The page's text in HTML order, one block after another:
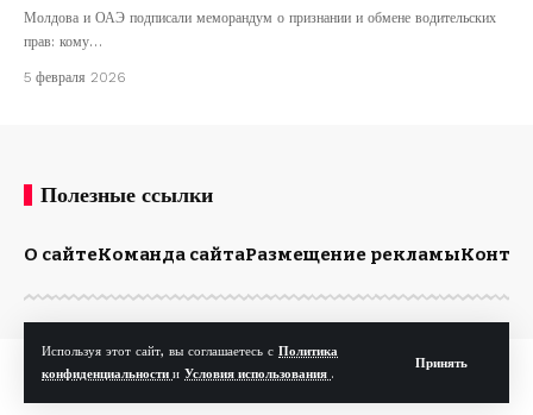
Используя этот сайт, вы соглашаетесь с Политика
конфиденциальности и Условия использования .
Принять
Молдова и ОАЭ подписали меморандум о признании и обмене водительских
прав: кому…
5 февраля 2026
Полезные ссылки
О сайтеКоманда сайтаРазмещение рекламы
© Kp.md. Все права защищены.